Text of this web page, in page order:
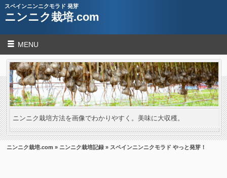
スペインニンニクモラド 発芽
ニンニク栽培.com
MENU
ニンニク栽培方法を画像でわかりやすく。美味に大収穫。
ニンニク栽培.com » ニンニク栽培記録 » スペインニンニクモラド やっと発芽！